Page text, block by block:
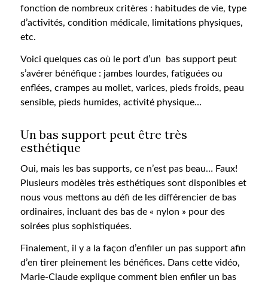
fonction de nombreux critères : habitudes de vie, type
d’activités, condition médicale, limitations physiques,
etc.
Voici quelques cas où le port d’un bas support peut
s’avérer bénéfique : jambes lourdes, fatiguées ou
enflées, crampes au mollet, varices, pieds froids, peau
sensible, pieds humides, activité physique…
Un bas support peut être très
esthétique
Oui, mais les bas supports, ce n’est pas beau… Faux!
Plusieurs modèles très esthétiques sont disponibles et
nous vous mettons au défi de les différencier de bas
ordinaires, incluant des bas de « nylon » pour des
soirées plus sophistiquées.
Finalement, il y a la façon d’enfiler un pas support afin
d’en tirer pleinement les bénéfices. Dans cette vidéo,
Marie-Claude explique comment bien enfiler un bas